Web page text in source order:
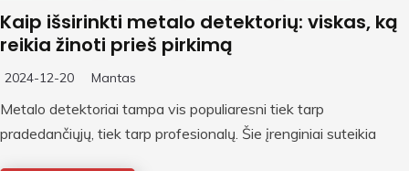
Kaip išsirinkti metalo detektorių: viskas, ką
reikia žinoti prieš pirkimą
2024-12-20 Mantas
Metalo detektoriai tampa vis populiaresni tiek tarp
pradedančiųjų, tiek tarp profesionalų. Šie įrenginiai suteikia